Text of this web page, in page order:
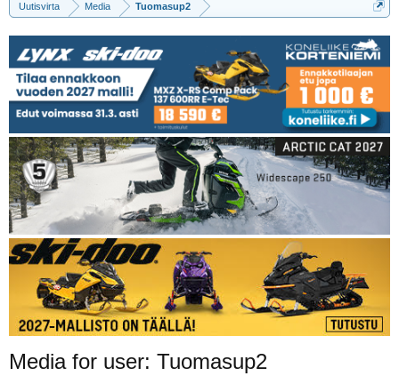
Uutisvirta Media Tuomasup2
Media for user: Tuomasup2